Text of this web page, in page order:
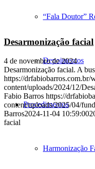
“Fala Doutor”
Depoimentos
Procedimentos
Harmonização
Desarmonização facial
4 de novembro de 2024
Desarmonização facial. A
https://drfabiobarros.com.br/
content/uploads/2024/12/
Fabio Barros https://
content/uploads/2025/04/
Barros2024-11-04 10:59:00
facial